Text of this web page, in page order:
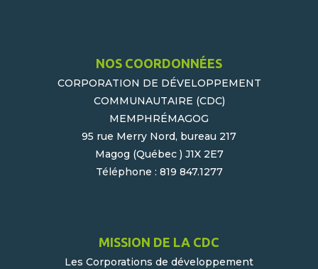
NOS COORDONNÉES
CORPORATION DE DÉVELOPPEMENT
COMMUNAUTAIRE (CDC)
MEMPHRÉMAGOG
95 rue Merry Nord, bureau 217
Magog (Québec ) J1X 2E7
Téléphone : 819 847.1277
MISSION DE LA CDC
Les Corporations de développement